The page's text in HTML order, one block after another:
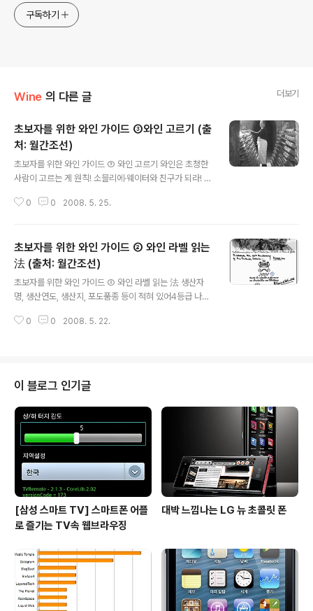
구독하기
Wine 의 다른 글 더보기
초보자를 위한 와인 가이드 ③와인 고르기 (출
처: 월간조선)
초보자를 위한 와인 가이드 ③ 와인 고르기 와인은 초청한
사람이 고르는 게 원칙! 소믈리에·웨이터와 친구가 되라! 와
랑에서 모든 음료의 구매와 관리, 그리고 서비스를 책임지
소르본大 박사과정 수학. 한국관광공사 파리지사 홍보 담
당, 에어프랑스 한국지사 마케팅 매니저, 대유와인 마케팅
실장, 보르도 와인 기사단으로부터 기사 작위 수여. 現 대
유와인 대표이사. 20세기 중국을 대표하는 문인이자 비평
가인 林語堂(린위탕·임어당) 선생은 이런 말을 했다. 『포
도주와 茶(차)의 차이점을 이렇게 표현할 수 있다. 차는 隱
0 0 2008. 5. 25.
초보자를 위한 와인 가이드 ② 와인 라벨 읽는
法 (출처: 월간조선)
초보자를 위한 와인 가이드 ② 와인 라벨 읽는 法 생산자
명, 생산연도, 생산지, 포도품종 등이 적혀 있어4등급 나뉜
째 목요일 全세계에서 동시에 출시하는 보졸레 와인은 올
리지사 홍보 담당, 에어프랑스 한국지사 마케팅 매니저, 대
유와인 마케팅 실장, 보르도 와인 기사단으로부터 기사 작
위 수여. 現 대유와인 대표이사. 손녀에게 와인 이름 붙여
준 헤밍웨이 『와인은 세상에서 가장 발달한 文明(문명)의
産物(산물) 중 하나다. 세상에서 가장 완벽한 자연물 중 하
나이며, 다른 어떤 순수..
0 0 2008. 5. 22.
이 블로그 인기글
[삼성 스마트 TV] 스마트폰 어플
로 즐기는 TV속 웹브라우징
대박 느낌나는 LG 뉴 초콜릿 폰